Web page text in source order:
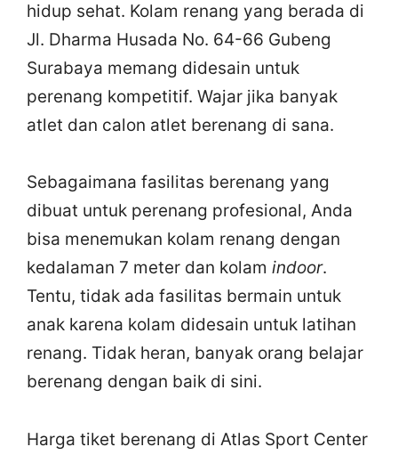
hidup sehat. Kolam renang yang berada di
Jl. Dharma Husada No. 64-66 Gubeng
Surabaya memang didesain untuk
perenang kompetitif. Wajar jika banyak
atlet dan calon atlet berenang di sana.
Sebagaimana fasilitas berenang yang
dibuat untuk perenang profesional, Anda
bisa menemukan kolam renang dengan
kedalaman 7 meter dan kolam indoor.
Tentu, tidak ada fasilitas bermain untuk
anak karena kolam didesain untuk latihan
renang. Tidak heran, banyak orang belajar
berenang dengan baik di sini.
Harga tiket berenang di Atlas Sport Center